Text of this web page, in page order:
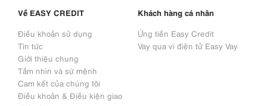
Về EASY CREDIT
Điều khoản sử dụng
Tin tức
Giới thiệu chung
Tầm nhìn và sứ mệnh
Cam kết của chúng tôi
Điều khoản & Điều kiện giao
Khách hàng cá nhân
Ứng tiền Easy Credit
Vay qua ví điện tử Easy Vay